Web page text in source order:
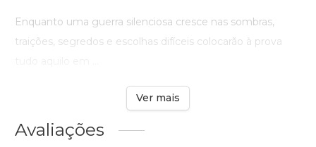
Enquanto uma guerra silenciosa cresce nas sombras,
traições, segredos e escolhas difíceis colocarão à prova
Ver mais
Avaliações